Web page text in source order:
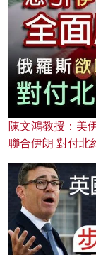
陳文鴻教授：美
聯合伊朗 對付北